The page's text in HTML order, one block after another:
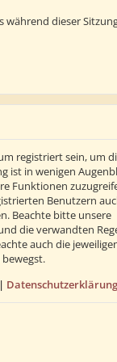
während dieser
registriert sein, um
ist in wenigen
Funktionen
Benutzern
Beachte bitte unsere
die verwandten
auch die
| Datenschutzerklärung